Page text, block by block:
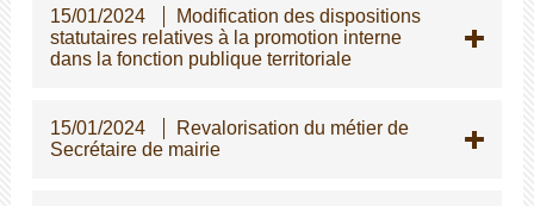
15/01/2024
Modification des dispositions
statutaires relatives à la promotion interne
dans la fonction publique territoriale
15/01/2024
Revalorisation du métier de
Secrétaire de mairie